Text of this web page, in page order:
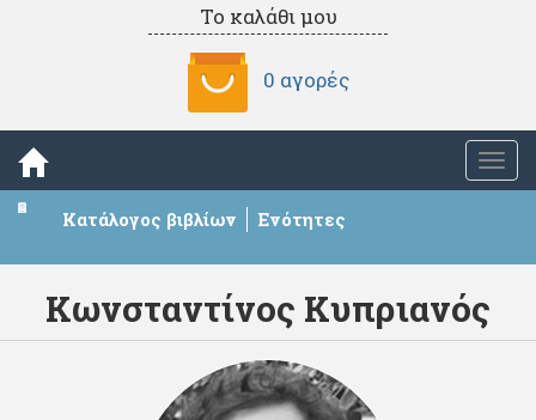
Το καλάθι μου
0 αγορές
Κατάλογος βιβλίων Ενότητες
Κωνσταντίνος Κυπριανός